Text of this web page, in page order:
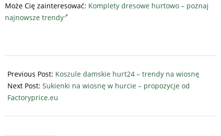
Może Cię zainteresować: Komplety dresowe hurtowo – poznaj
najnowsze trendy
12-
27
Previous Post: Koszule damskie hurt24 – trendy na wiosnę
Next Post: Sukienki na wiosnę w hurcie – propozycje od
Factoryprice.eu